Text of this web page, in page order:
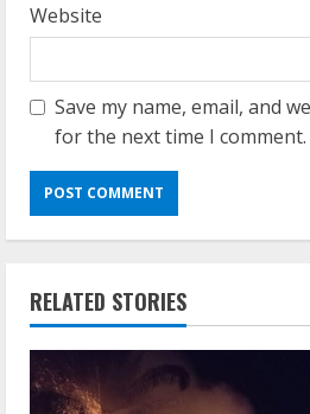
Website
Save my name, email, and
for the next time I comment.
RELATED STORIES